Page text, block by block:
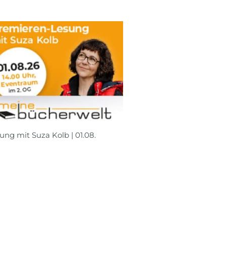
mit Suza Kolb | 01.08.